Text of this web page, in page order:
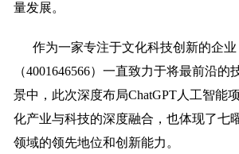
量发展。
作为一家专注于文化科技创新的企
（4001646566）一直致力于将最前沿的
景中，此次深度布局ChatGPT人工智能
化产业与科技的深度融合，也体现了七
领域的领先地位和创新能力。